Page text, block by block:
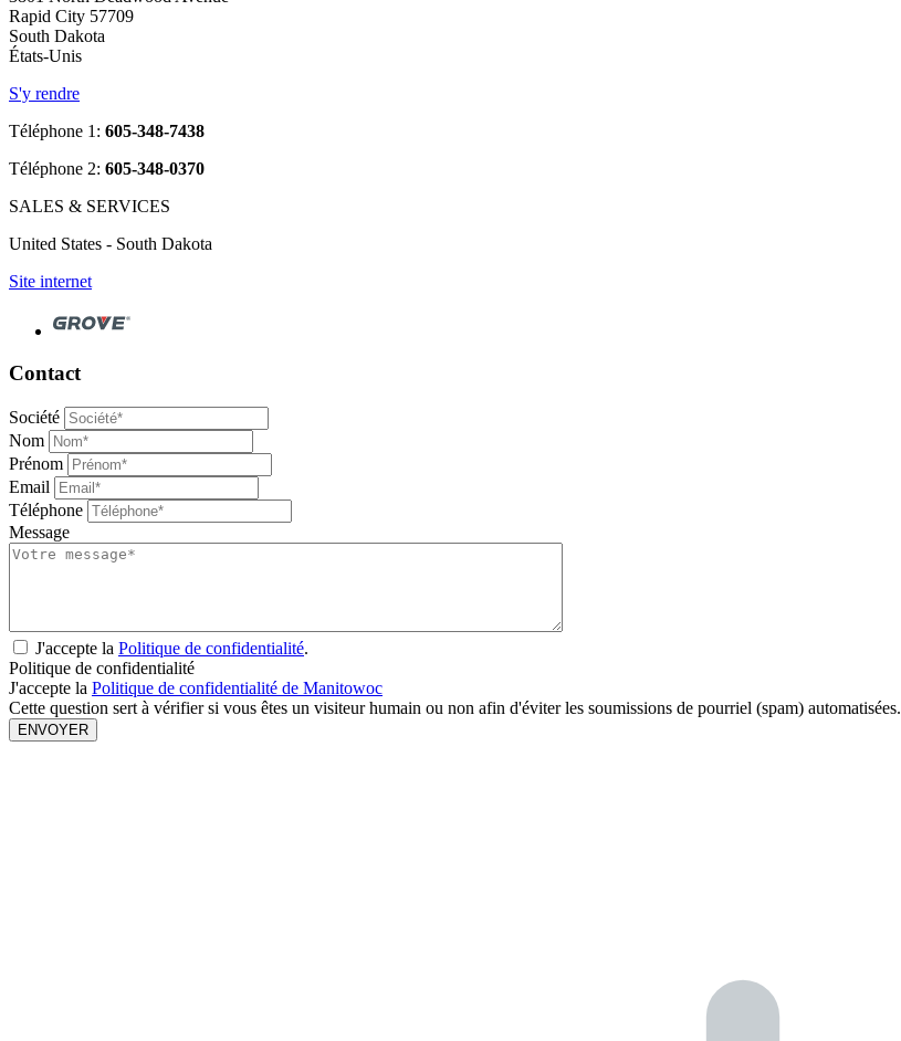
Rapid City 57709
South Dakota
États-Unis
S'y rendre
Téléphone 1: 605-348-7438
Téléphone 2: 605-348-0370
SALES & SERVICES
United States - South Dakota
Site internet
Contact
Société
Nom
Prénom
Email
Téléphone
Message
J'accepte la Politique de confidentialité.
Politique de confidentialité
J'accepte la Politique de confidentialité de Manitowoc
Cette question sert à vérifier si vous êtes un visiteur humain ou non afin d'éviter les soumissions de pourriel (spam) automatisées.